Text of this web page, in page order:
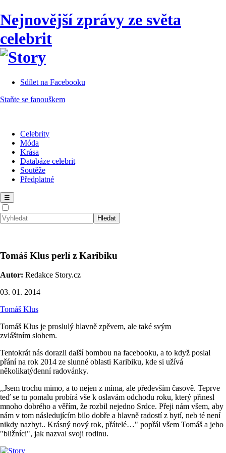
Nejnovější zprávy ze světa
celebrit
Sdílet na Facebooku
Staňte se fanouškem
Celebrity
Móda
Krása
Databáze celebrit
Soutěže
Předplatné
☰
Tomáš Klus perlí z Karibiku
Autor: Redakce Story.cz
03. 01. 2014
Tomáš Klus
Tomáš Klus je proslulý hlavně zpěvem, ale také svým
zvláštním slohem.
Tentokrát nás dorazil další bombou na facebooku, a to když poslal
přání na rok 2014 ze slunné oblasti Karibiku, kde si užívá
několikatýdenní radovánky.
,,Jsem trochu mimo, a to nejen z míma, ale především časově. Teprve
teď se tu pomalu probírá vše k oslavám odchodu roku, který přinesl
mnoho dobrého a věřím, že rozbil nejedno Srdce. Přeji nám všem, aby
nám v tom následujícím bilo dobře a hlavně radostí z bytí, neb té není
nikdy nazbyt.. Krásný nový rok, přátelé…" popřál všem Tomáš a jeho
"bližníci", jak nazval svoji rodinu.